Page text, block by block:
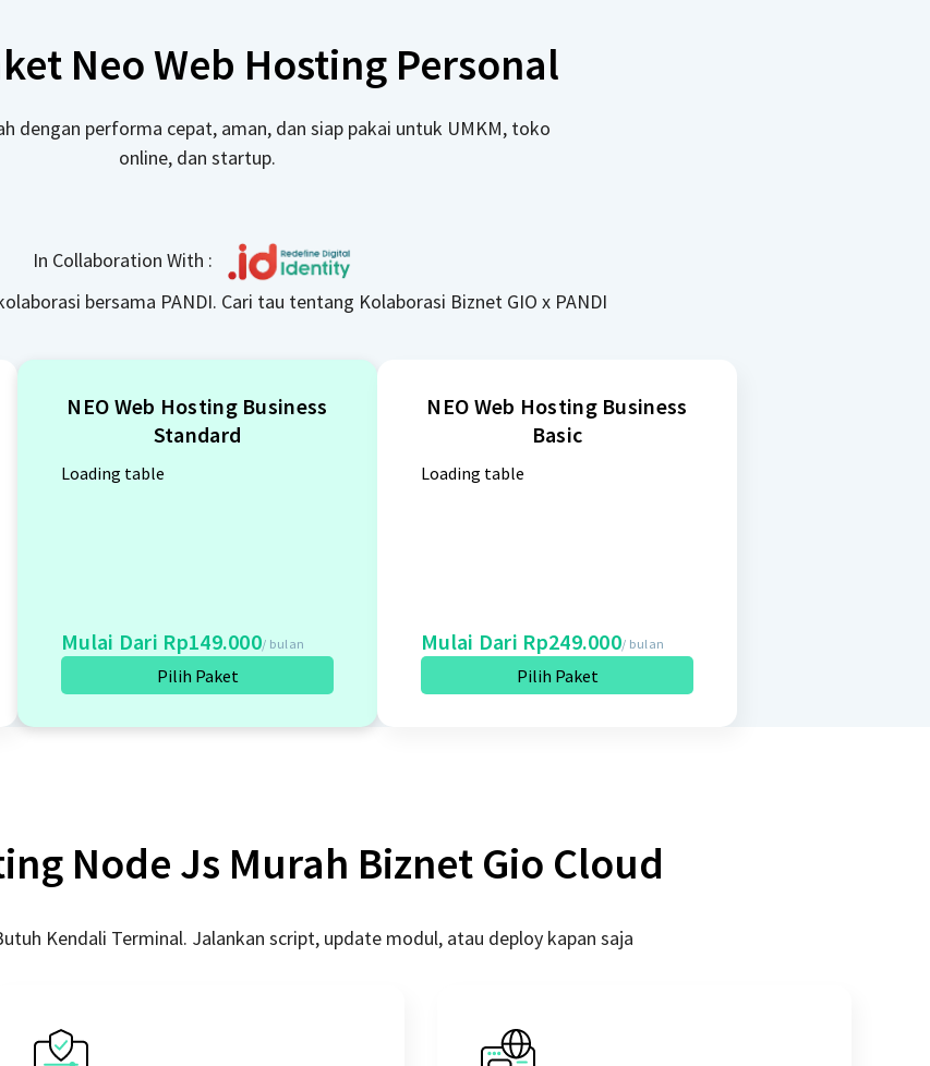
Neo Web Hosting Personal
dengan performa cepat, aman, dan siap pakai untuk UMKM, toko
online, dan startup.
In Collaboration With :
bersama PANDI. Cari tau tentang Kolaborasi Biznet GIO x PANDI
NEO Web Hosting Business
Standard
Loading table
Mulai Dari Rp149.000/ bulan
Pilih Paket
NEO Web Hosting Business
Basic
Loading table
Mulai Dari Rp249.000/ bulan
Pilih Paket
Node Js Murah Biznet Gio Cloud
Kendali Terminal. Jalankan script, update modul, atau deploy kapan saja